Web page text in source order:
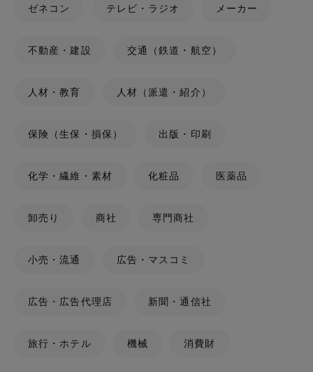
ゼネコン テレビ・ラジオ メーカー
不動産・建設 交通（鉄道・航空）
人材・教育 人材（派遣・紹介）
保険（生保・損保） 出版・印刷
化学・繊維・素材 化粧品 医薬品
卸売り 商社 専門商社
小売・流通 広告・マスコミ
広告・広告代理店 新聞・通信社
旅行・ホテル 機械 消費財